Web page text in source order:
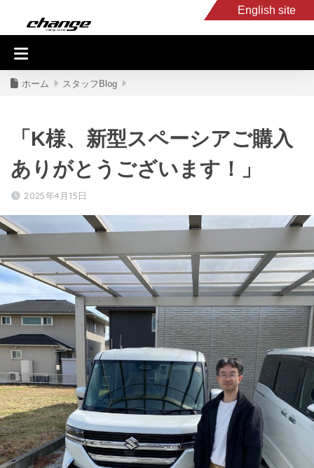
English site
入庫車情報
ホーム スタッフBlog
「K様、新型スペーシアご購入
ありがとうございます！」
2025年4月15日